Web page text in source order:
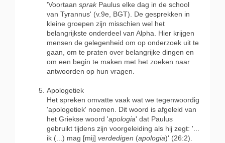
'Voortaan sprakPaulus elke dag in de school
van Tyrannus' (v.9e, BGT). De gesprekken in
kleine groepen zijn misschien wel het
belangrijkste onderdeel van Alpha. Hier krijgen
mensen de gelegenheid om op onderzoek uit te
gaan, om te praten over belangrijke dingen en
om een begin te maken met het zoeken naar
antwoorden op hun vragen.
Apologetiek
Het spreken omvatte vaak wat we tegenwoordig
'apologetiek' noemen. Dit woord is afgeleid van
het Griekse woord 'apologia' dat Paulus
gebruikt tijdens zijn voorgeleiding als hij zegt: '...
ik (...) mag [mij] verdedigen (apologia)' (26:2).